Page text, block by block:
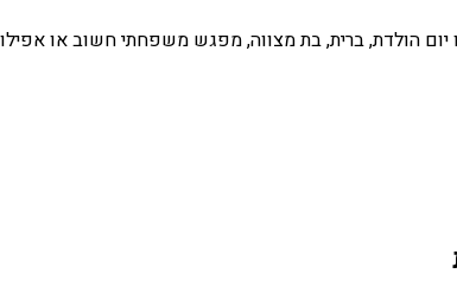
זו יום הולדת, ברית, בת מצווה, מפגש משפחתי חשוב או